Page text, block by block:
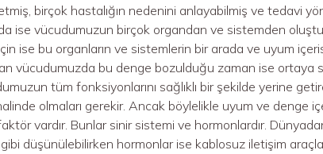
birçok hastalığın nedenini anlayabilmiş ve tedavi
ise vücudumuzun birçok organdan ve sistemden
ise bu organların ve sistemlerin bir arada ve uyum
vücudumuzda bu denge bozulduğu zaman ise ortaya
tüm fonksiyonlarını sağlıklı bir şekilde yerine
olmaları gerekir. Ancak böylelikle uyum ve denge
vardır. Bunlar sinir sistemi ve hormonlardır.
düşünülebilirken hormonlar ise kablosuz iletişim